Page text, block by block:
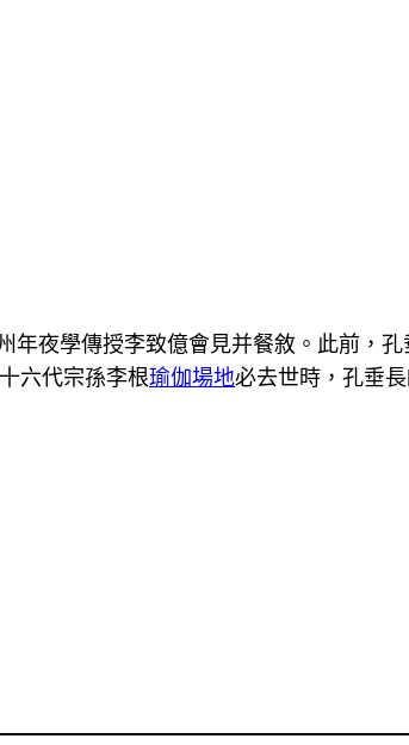
年夜學傳授李致億會見并餐敘。此前，
六代宗孫李根瑜伽場地必去世時，孔垂